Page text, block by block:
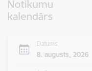
Notikumu
kalendārs
Datums
8. augusts, 2026